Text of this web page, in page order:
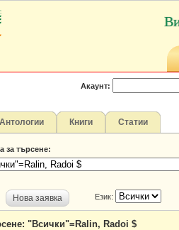
Акаунт:
Антологии Книги Статии
за търсене:
Нова заявка Език:
"Всички"=Ralin, Radoi $